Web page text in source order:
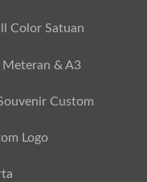
Color Satuan
& A3
Custom
Logo